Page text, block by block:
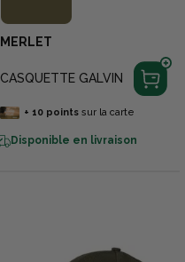
MERLET
CASQUETTE GALVIN
+ 10pointssur la carte
Disponible en livraison